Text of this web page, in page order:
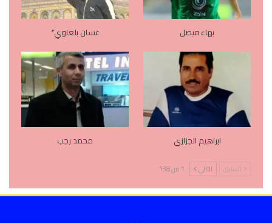
بهاء فيصل غسان بلعاوي*
ابراهيم الجزازي محمد رجب
السابق التالي 1 من 138